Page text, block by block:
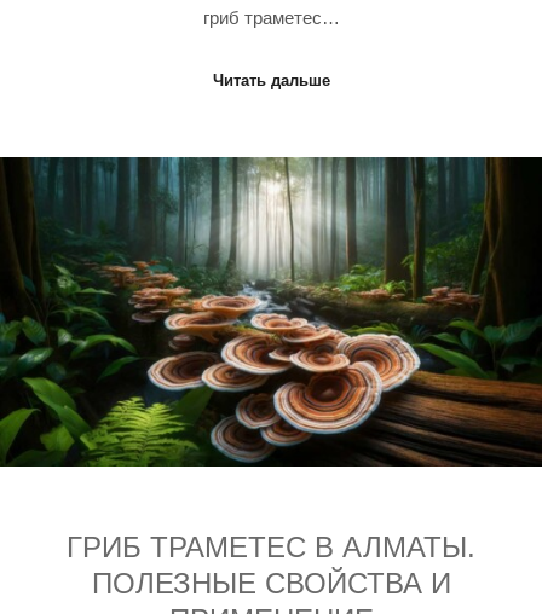
гриб траметес…
Читать дальше
ГРИБ ТРАМЕТЕС В АЛМАТЫ.
ПОЛЕЗНЫЕ СВОЙСТВА И